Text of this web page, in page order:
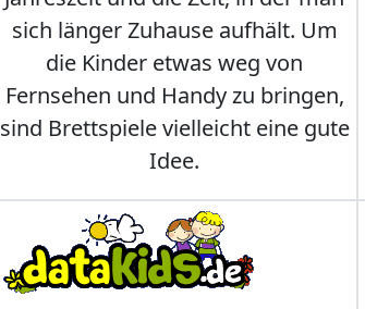
sich länger Zuhause aufhält. Um
die Kinder etwas weg von
Fernsehen und Handy zu bringen,
sind Brettspiele vielleicht eine gute
Idee.